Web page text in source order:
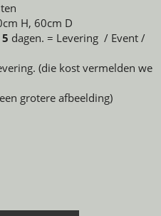
H, 60cm D
5 dagen. = Levering / Event /
(die kost vermelden we
grotere afbeelding)